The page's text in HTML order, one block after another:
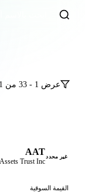
عرض 1 - 33 من 181 سهم
محدد
Assets Trust Inc
السوقية